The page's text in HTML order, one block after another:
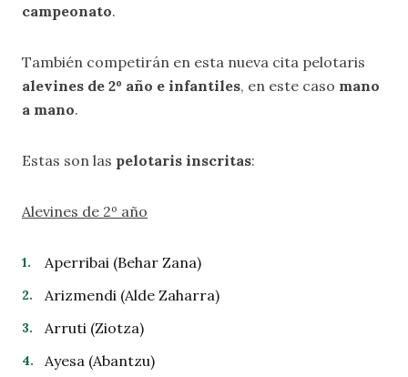
campeonato.
También competirán en esta nueva cita pelotaris
alevines de 2º año e infantiles, en este caso mano
a mano.
Estas son las pelotaris inscritas:
Alevines de 2º año
Aperribai (Behar Zana)
Arizmendi (Alde Zaharra)
Arruti (Ziotza)
Ayesa (Abantzu)